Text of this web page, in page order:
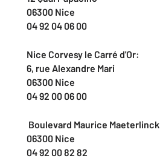
06300 Nice
04 92 04 06 00
Nice Corvesy le Carré d'Or:
6, rue Alexandre Mari
06300 Nice
04 92 00 06 00
Boulevard Maurice Maeterlinck
06300 Nice
04 92 00 82 82